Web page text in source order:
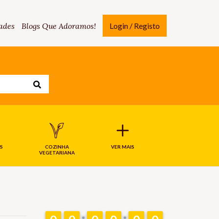
Blogs Que Adoramos! Login / Registo
COZINHA
VEGETARIANA
VER MAIS